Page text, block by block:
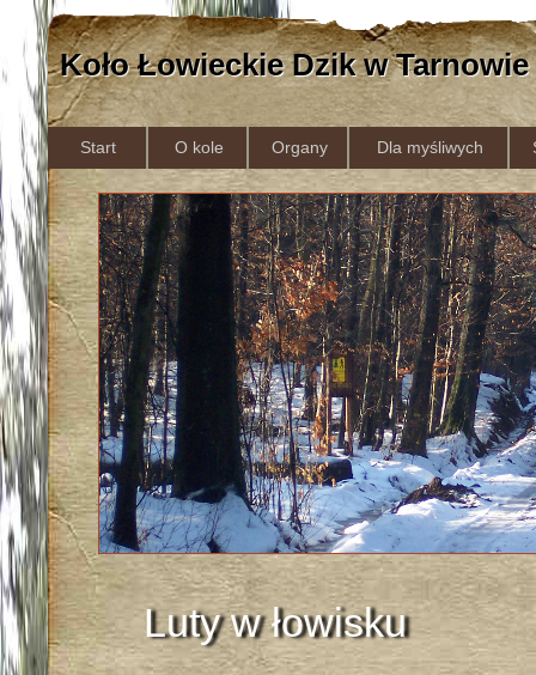
Koło Łowieckie Dzik w Tarnowie
Start O kole Organy Dla myśliwych
Luty w łowisku